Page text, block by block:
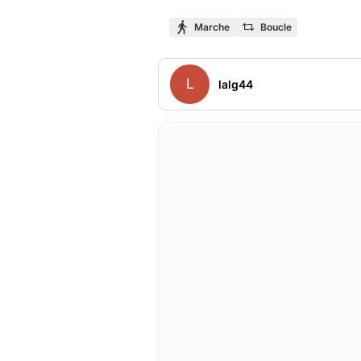
Marche Boucle
L lalg44